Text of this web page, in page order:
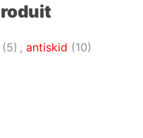
(5) , antiskid (10)